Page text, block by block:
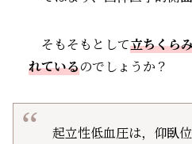
そもそもとして立ちくら
れているのでしょうか？
起立性低血圧は，仰臥